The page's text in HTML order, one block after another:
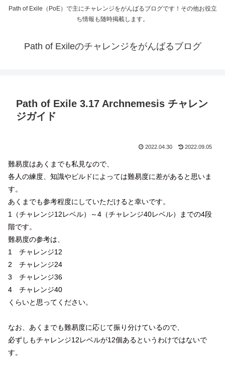
Path of Exile（PoE）で主にチャレンジをがんばるブログです！その他お役立
ち情報も随時掲載します。
Path of Exileのチャレンジをがんばるブログ
Path of Exile 3.17 Archnemesis チャレン
ジガイド
2022.04.30 2022.09.05
難易度はあくまでも私見なので、
各人の練度、知識やビルドによっては難易度に差があると思いま
す。
あくまでも参考程度にしていただけると幸いです。
1（チャレンジ12レベル）～4（チャレンジ40レベル）までの4段
階です。
難易度の参考は、
1 チャレンジ12
2 チャレンジ24
3 チャレンジ36
4 チャレンジ40
くらいと思ってください。
なお、あくまでも難易度に応じて振り分けているので、
必ずしもチャレンジ12レベルが12個あるというわけではないで
す。